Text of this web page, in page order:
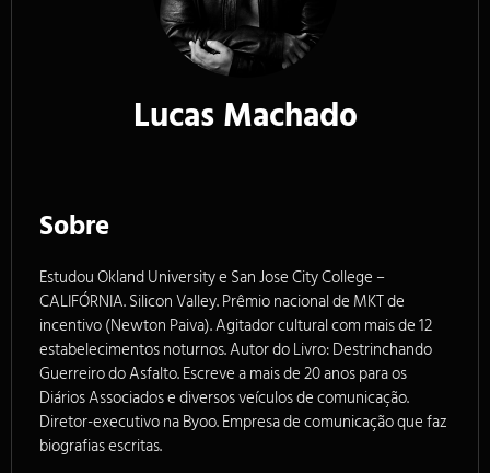
Lucas Machado
Sobre
Estudou Okland University e San Jose City College –
CALIFÓRNIA. Silicon Valley. Prêmio nacional de MKT de
incentivo (Newton Paiva). Agitador cultural com mais de 12
estabelecimentos noturnos. Autor do Livro: Destrinchando
Guerreiro do Asfalto. Escreve a mais de 20 anos para os
Diários Associados e diversos veículos de comunicação.
Diretor-executivo na Byoo. Empresa de comunicação que faz
biografias escritas.